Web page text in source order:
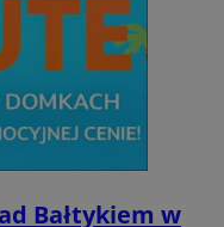
Bałtykiem w